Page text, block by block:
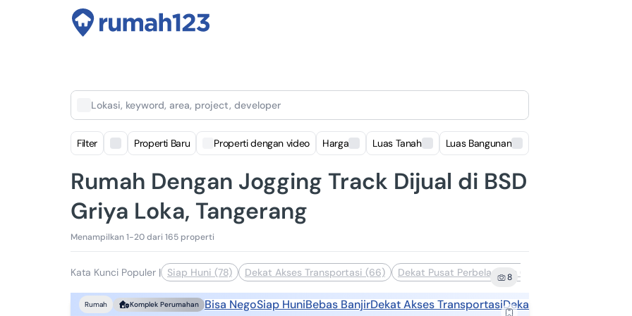
Lokasi, keyword, area, project, developer
Filter Properti Baru Properti dengan video Harga Luas Tanah Luas Bangunan
Rumah Dengan Jogging Track Dijual di BSD
Griya Loka, Tangerang
Menampilkan 1-20 dari 165 properti
Kata Kunci Populer | Siap Huni (78) Dekat Akses Transportasi (66) Dekat Pusat Perbelanjaan (41)
8
Rumah Komplek Perumahan Bisa NegoSiap HuniBebas BanjirDekat Akses TransportasiDekat Sekolah